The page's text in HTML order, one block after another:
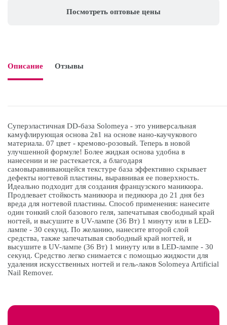
Посмотреть оптовые цены
Описание Отзывы
Суперэластичная DD-база Solomeya - это универсальная
камуфлирующая основа 2в1 на основе нано-каучукового
материала. 07 цвет - кремово-розовый. Теперь в новой
улучшенной формуле! Более жидкая основа удобна в
нанесении и не растекается, а благодаря
самовыравнивающейся текстуре база эффективно скрывает
дефекты ногтевой пластины, выравнивая ее поверхность.
Идеально подходит для создания французского маникюра.
Продлевает стойкость маникюра и педикюра до 21 дня без
вреда для ногтевой пластины. Способ применения: нанесите
один тонкий слой базового геля, запечатывая свободный край
ногтей, и высушите в UV-лампе (36 Вт) 1 минуту или в LED-
лампе - 30 секунд. По желанию, нанесите второй слой
средства, также запечатывая свободный край ногтей, и
высушите в UV-лампе (36 Вт) 1 минуту или в LED-лампе - 30
секунд. Средство легко снимается с помощью жидкости для
удаления искусственных ногтей и гель-лаков Solomeya Artificial
Nail Remover.